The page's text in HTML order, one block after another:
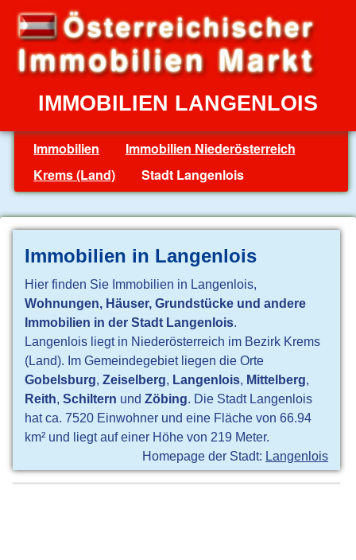
IMMOBILIEN LANGENLOIS
Immobilien
Immobilien Niederösterreich
Krems (Land)
Stadt Langenlois
Immobilien in Langenlois
Hier finden Sie Immobilien in Langenlois,
Wohnungen, Häuser, Grundstücke und andere
Immobilien in der Stadt Langenlois.
Langenlois liegt in Niederösterreich im Bezirk Krems
(Land). Im Gemeindegebiet liegen die Orte
Gobelsburg,Zeiselberg, Langenlois, Mittelberg,
Reith,Schiltern undZöbing. Die Stadt Langenlois
hat ca. 7520 Einwohner und eine Fläche von 66.94
km² und liegt auf einer Höhe von 219 Meter.
Homepage der Stadt: Langenlois